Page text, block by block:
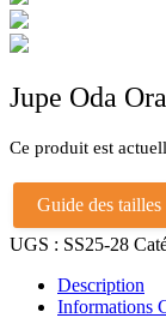
Jupe Oda
Ce produit est
Guide des tailles
UGS : SS25-28
Description
Informations